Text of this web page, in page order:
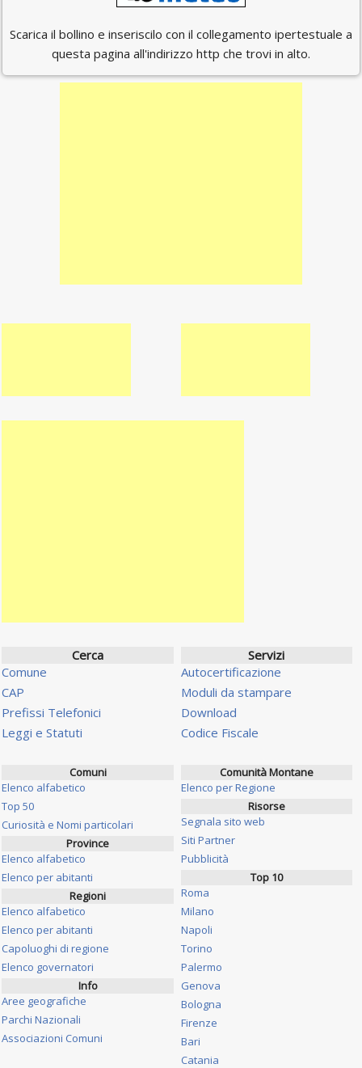
Scarica il bollino e inseriscilo con il collegamento ipertestuale a
questa pagina all'indirizzo http che trovi in alto.
Cerca
Comune
CAP
Prefissi Telefonici
Leggi e Statuti
Servizi
Autocertificazione
Moduli da stampare
Download
Codice Fiscale
Comuni
Elenco alfabetico
Top 50
Curiosità e Nomi particolari
Province
Elenco alfabetico
Elenco per abitanti
Regioni
Elenco alfabetico
Elenco per abitanti
Capoluoghi di regione
Elenco governatori
Info
Aree geografiche
Parchi Nazionali
Associazioni Comuni
Comunità Montane
Elenco per Regione
Risorse
Segnala sito web
Siti Partner
Pubblicità
Top 10
Roma
Milano
Napoli
Torino
Palermo
Genova
Bologna
Firenze
Bari
Catania